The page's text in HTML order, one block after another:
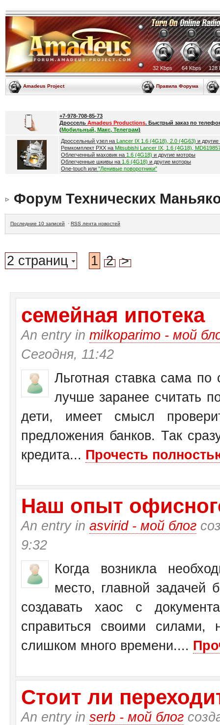
32 Kbps 64 Kbps 128
Amadeus Project Правила Форума
+7-978-708-85-73
Дроссель Amadeus Productions. Быстрый заказ по
(Мобильный, Макс, Телеграм)
Дроссельный узел на Lancer IX 1.6 (4G18), 2.0 (4G63) и
Ремкомплект РХХ на Mitsubishi Lancer IX, 1.6 (4G18),
Облегченный маховик на 1.6 (4G18) и другие моторы
Облегченные шкивы на 1.6 (4G18) и другие моторы
One-touch или "Ленивые поворотники"
Форум Технических
Последние 10 записей · RSS лента новостей
2 страниц 1 2 >
семейная ипотека
An entry in milkoparimo - мой
Сегодня, 11:42
Льготная ставка сама по
лучше заранее считать
дети, имеет смысл
предложения банков. Так
кредита... Прочесть
Наш опыт
An entry in asvirid - мой блог
9:32
Когда возникла
место, главной задачей
создавать хаос с
справиться своими
слишком много времени....
Стоит ли
An entry in serb - мой блог